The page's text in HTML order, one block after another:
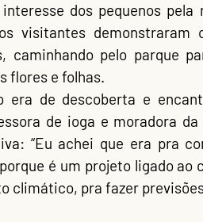
dos pequenos pela
visitantes demonstraram
caminhando pelo parque
flores e folhas.
de ioga e moradora da
“Eu achei que era pra
é um projeto ligado ao
climático, pra fazer